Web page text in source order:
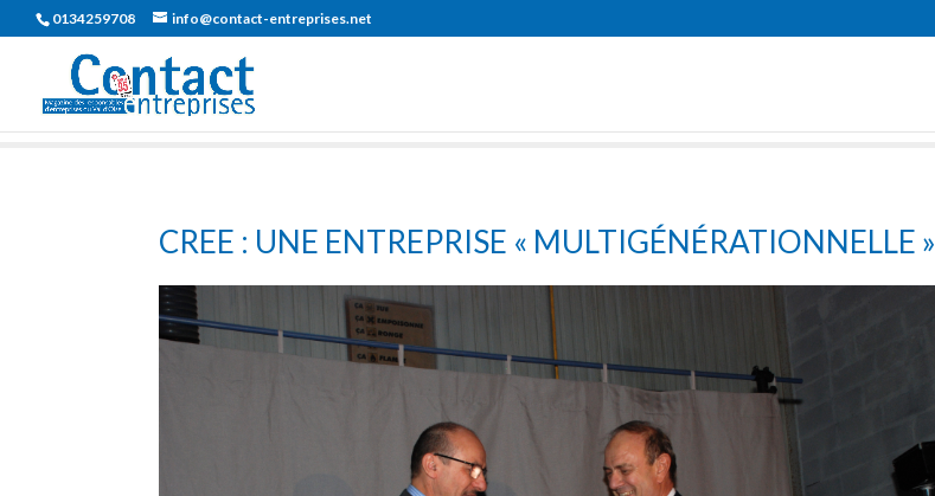
0134259708 info@contact-entreprises.net
CREE : UNE ENTREPRISE « MULTIGÉNÉRATIONNELLE »